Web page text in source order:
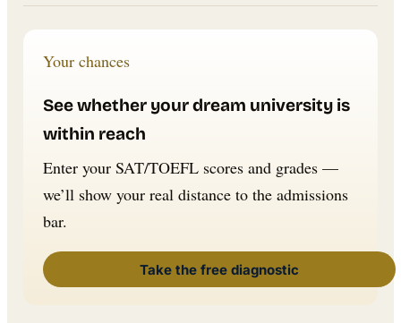
Your chances
See whether your dream university is
within reach
Enter your SAT/TOEFL scores and grades —
we’ll show your real distance to the admissions
bar.
Take the free diagnostic